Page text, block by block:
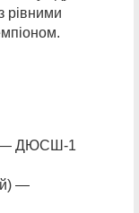
рівними
— ДЮСШ-1
—